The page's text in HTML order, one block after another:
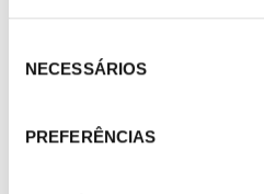
NECESSÁRIOS
PREFERÊNCIAS
352014